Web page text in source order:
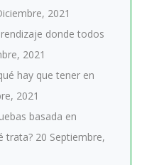
2021
donde todos
2021
hay que tener en
2021
basada en
trata? 20 Septiembre,